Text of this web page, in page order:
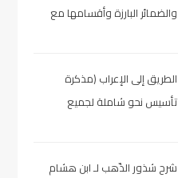
والضمائر البارزة وأقسامها مع
الطريق إلى الإعراب (مذكرة
تأسيس نحو شاملة لجميع
شرح شذور الذّهب لـ ابن هشام